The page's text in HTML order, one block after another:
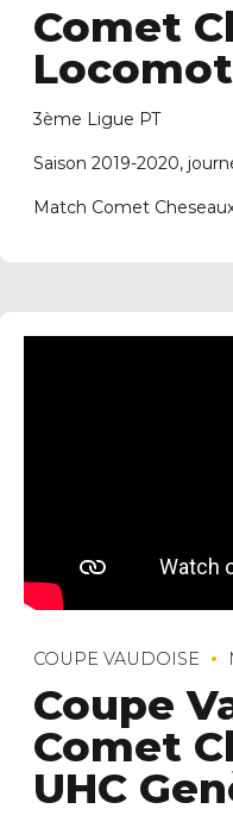
Comet
3ème Ligue PT
Saison 2019-2020,
Match Comet
COUPE VAUDOISE
Coupe
Comet
UHC